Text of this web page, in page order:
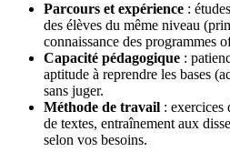
Parcours et expérience :
des élèves du même niveau
connaissance des programmes
Capacité pédagogique :
aptitude à reprendre les bases
sans juger.
Méthode de travail : exercices
de textes, entraînement aux
selon vos besoins.